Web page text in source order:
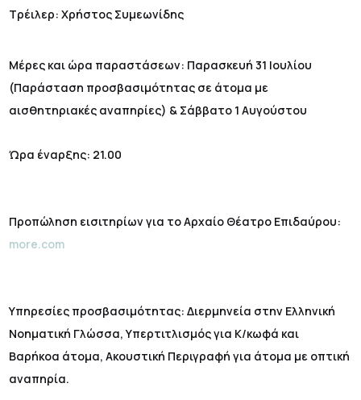
Τρέιλερ: Χρήστος Συμεωνίδης
Μέρες και ώρα παραστάσεων: Παρασκευή 31 Ιουλίου
(Παράσταση προσβασιμότητας σε άτομα με
αισθητηριακές αναπηρίες) & Σάββατο 1 Αυγούστου
Ώρα έναρξης: 21.00
Προπώληση εισιτηρίων για το Αρχαίο Θέατρο Επιδαύρου:
more.com
Υπηρεσίες προσβασιμότητας: Διερμηνεία στην Ελληνική
Νοηματική Γλώσσα, Υπερτιτλισμός για Κ/κωφά και
Βαρήκοα άτομα, Ακουστική Περιγραφή για άτομα με οπτική
αναπηρία.